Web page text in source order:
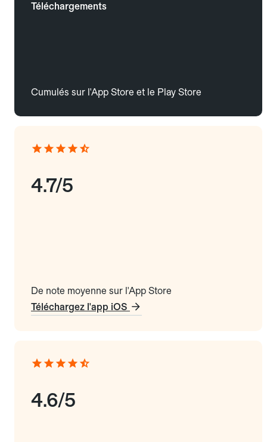
Téléchargements
Cumulés sur l'App Store et le Play Store
4.7/5
De note moyenne sur l'App Store
Téléchargez l'app iOS
4.6/5